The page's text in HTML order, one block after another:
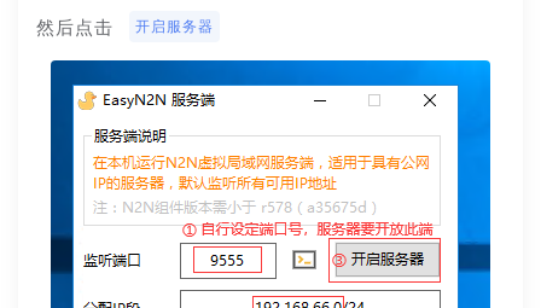
然后点击 开启服务器